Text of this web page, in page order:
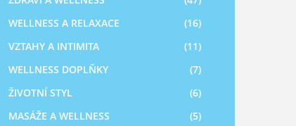
WELLNESS A RELAXACE
(16)
VZTAHY A INTIMITA
(11)
WELLNESS DOPLŇKY
(7)
ŽIVOTNÍ STYL
(6)
MASÁŽE A WELLNESS
(5)